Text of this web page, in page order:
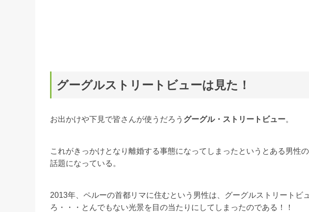
グーグルストリートビューは見た！
お出かけや下見で皆さんが使うだろう グーグル・ストリートビュー。
これがきっかけとなり離婚する事態になってしまったというとある男性
話題になっている。
2013年、ペルーの首都リマに住むという男性は、グーグルストリートビ
ろ・・・とんでもない光景を目の当たりにしてしまったのである！！